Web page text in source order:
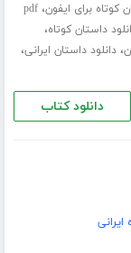
کوتاه برای ایفون،pdf
داستان کوتاه،
،دانلود داستان ایرانی،
دانلود کتاب